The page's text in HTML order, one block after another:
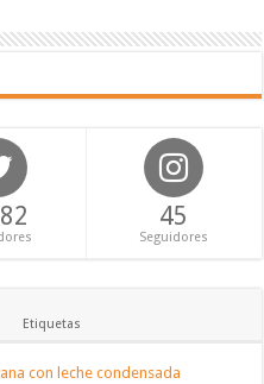
45
Seguidores
Etiquetas
con leche condensada